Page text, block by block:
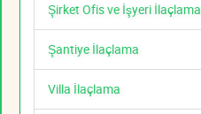
Şirket Ofis ve İşyeri İlaçlama
Şantiye İlaçlama
Villa İlaçlama